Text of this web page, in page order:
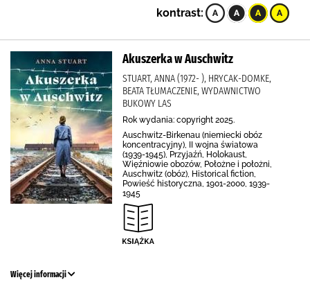
kontrast:
Akuszerka w Auschwitz
STUART, ANNA (1972- ), HRYCAK-DOMKE,
BEATA TŁUMACZENIE, WYDAWNICTWO
BUKOWY LAS
Rok wydania: copyright 2025.
Auschwitz-Birkenau (niemiecki obóz
koncentracyjny), II wojna światowa
(1939-1945), Przyjaźń, Holokaust,
Więźniowie obozów, Położne i położni,
Auschwitz (obóz), Historical fiction,
Powieść historyczna, 1901-2000, 1939-
1945
Więcej informacji